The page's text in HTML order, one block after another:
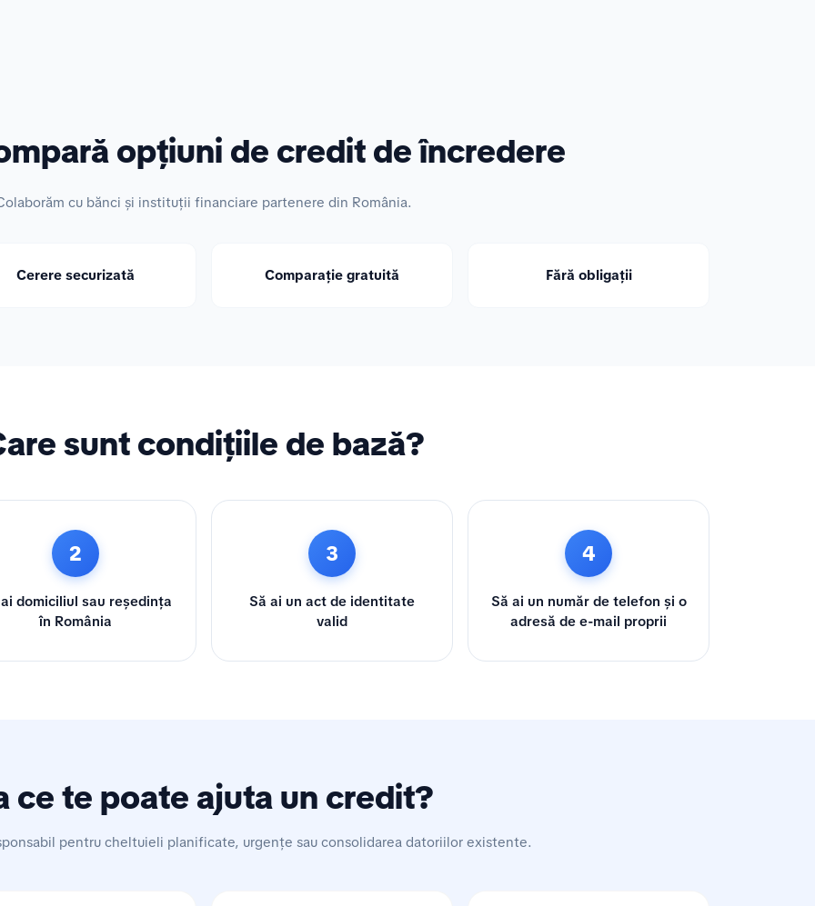
opțiuni de credit de încredere
cu bănci și instituții financiare partenere din România.
Cerere securizată Comparație gratuită Fără obligații
sunt condițiile de bază?
2
domiciliul sau reședința
în România
3
Să ai un act de identitate
valid
4
Să ai un număr de telefon și o
adresă de e-mail proprii
ce te poate ajuta un credit?
pentru cheltuieli planificate, urgențe sau consolidarea datoriilor existente.